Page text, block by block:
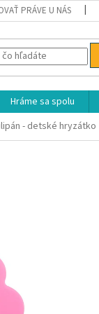
PRÁVE U NÁS
Hráme sa spolu
- detské hryzátko